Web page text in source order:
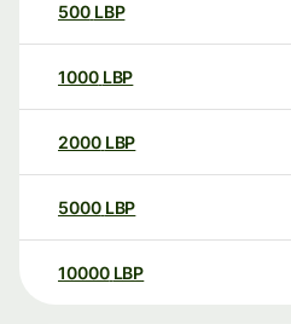
500 LBP
1000 LBP
2000 LBP
5000 LBP
10000 LBP